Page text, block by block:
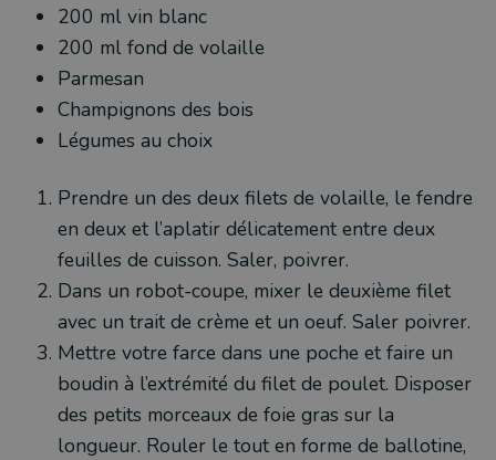
200 ml vin blanc
200 ml fond de volaille
Parmesan
Champignons des bois
Légumes au choix
Prendre un des deux filets de volaille, le fendre
en deux et l’aplatir délicatement entre deux
feuilles de cuisson. Saler, poivrer.
Dans un robot-coupe, mixer le deuxième filet
avec un trait de crème et un oeuf. Saler poivrer.
Mettre votre farce dans une poche et faire un
boudin à l’extrémité du filet de poulet. Disposer
des petits morceaux de foie gras sur la
longueur. Rouler le tout en forme de ballotine,